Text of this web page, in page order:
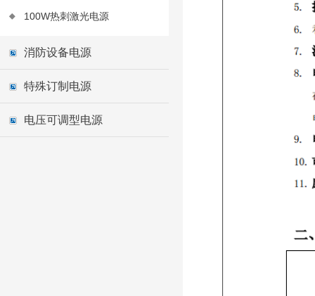
100W热刺激光电源
消防设备电源
特殊订制电源
电压可调型电源